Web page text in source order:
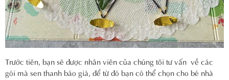
Trước tiên, bạn sẽ được nhân viên của chúng tôi tư vấn về các
gói mà sen thanh báo giá, để từ đó bạn có thể chọn cho bé nhà